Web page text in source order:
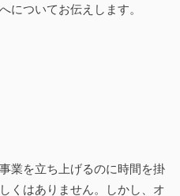
についてお伝えします。
業を立ち上げるのに時間を掛
くはありません。しかし、オ